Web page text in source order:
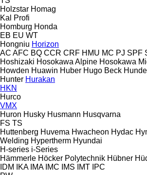
Holzstar Homag
Kal
Profi
Homburg Honda
EB EU WT
Hongniu Horizon
AC AFC BQ CCR CRF HMU MC PJ SPF
Hoshizaki Hosokawa Alpine Hosokawa
Howden Huawin Huber Hugo Beck
Hunter Hurakan
HKN
Hurco
VMX
Huron Husky Husmann Husqvarna
FS TS
Huttenberg Huvema Hwacheon Hydac
Welding Hypertherm Hyundai
H-series i-Series
Hämmerle Höcker Polytechnik Hübner
IDM
IKA IMA IMC IMS IMT IPC